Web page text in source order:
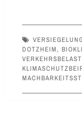
DOTZHEIM,